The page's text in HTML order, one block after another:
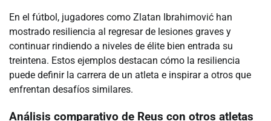
En el fútbol, jugadores como Zlatan Ibrahimović han
mostrado resiliencia al regresar de lesiones graves y
continuar rindiendo a niveles de élite bien entrada su
treintena. Estos ejemplos destacan cómo la resiliencia
puede definir la carrera de un atleta e inspirar a otros que
enfrentan desafíos similares.
Análisis comparativo de Reus con otros atletas